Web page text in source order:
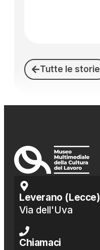
Tutte le storie
Leverano (Lecce)
Via dell'Uva
Chiamaci